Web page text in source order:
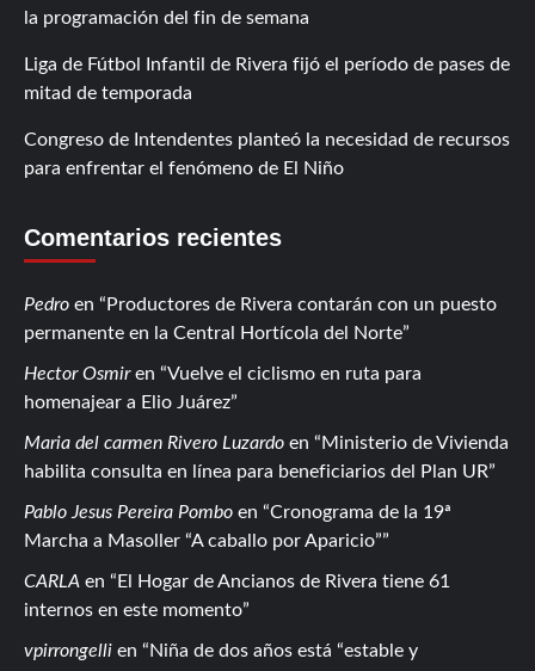
la programación del fin de semana
Liga de Fútbol Infantil de Rivera fijó el período de pases de
mitad de temporada
Congreso de Intendentes planteó la necesidad de recursos
para enfrentar el fenómeno de El Niño
Comentarios recientes
Pedro en
Productores de Rivera contarán con un puesto
permanente en la Central Hortícola del Norte
Hector Osmiren
Vuelve el ciclismo en ruta para
homenajear a Elio Juárez
Maria del carmen Rivero Luzardo en
Ministerio de Vivienda
habilita consulta en línea para beneficiarios del Plan UR
Pablo Jesus Pereira Pombo en
Cronograma de la 19ª
Marcha a Masoller “A caballo por Aparicio”
CARLA en
El Hogar de Ancianos de Rivera tiene 61
internos en este momento
vpirrongelli en
Niña de dos años está “estable y